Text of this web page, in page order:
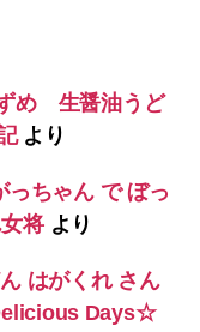
め 生醤油うど
より
ちゃん で ぼっ
将より
はがくれ さん
Days☆